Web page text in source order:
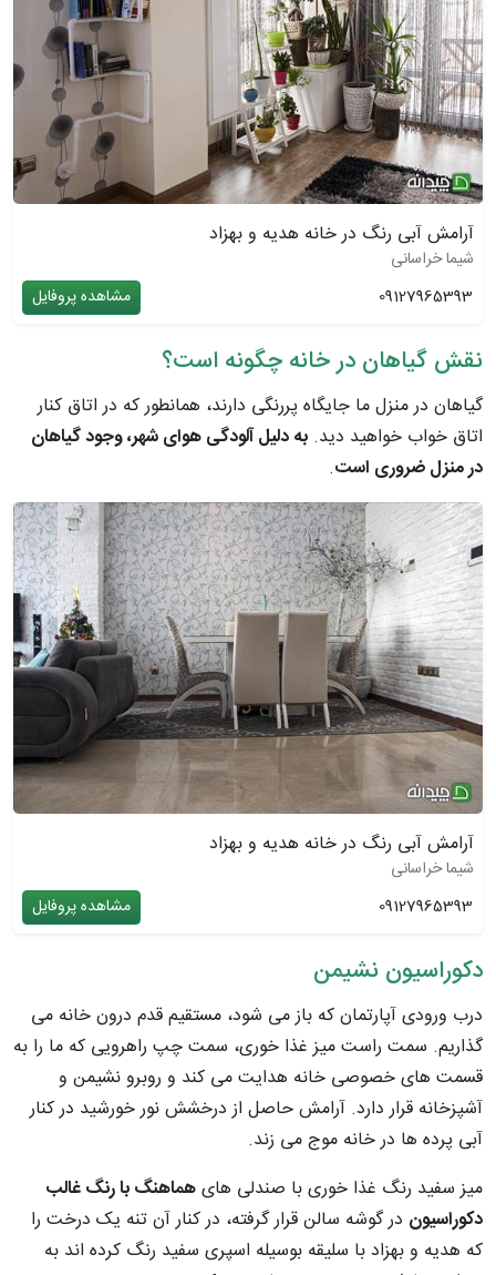
آرامش آبی رنگ در خانه هدیه و بهزاد
شیما خراسانی
09127965393
مشاهده پروفایل
نقش گیاهان در خانه چگونه است؟
گیاهان در منزل ما جایگاه پررنگی دارند، همانطور که در اتاق کنار
اتاق خواب خواهید دید. به دلیل آلودگی هوای شهر، وجود گیاهان
در منزل ضروری است.
آرامش آبی رنگ در خانه هدیه و بهزاد
شیما خراسانی
09127965393
مشاهده پروفایل
دکوراسیون نشیمن
درب ورودی آپارتمان که باز می شود، مستقیم قدم درون خانه می
گذاریم. سمت راست میز غذا خوری، سمت چپ راهرویی که ما را به
قسمت های خصوصی خانه هدایت می کند و روبرو نشیمن و
آشپزخانه قرار دارد. آرامش حاصل از درخشش نور خورشید در کنار
آبی پرده ها در خانه موج می زند.
میز سفید رنگ غذا خوری با صندلی هایهماهنگ با رنگ غالب
دکوراسیون در گوشه سالن قرار گرفته، در کنار آن تنه یک درخت را
که هدیه و بهزاد با سلیقه بوسیله اسپری سفید رنگ کرده اند به